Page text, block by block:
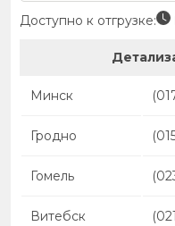
Доступно к отгрузке:
Минск
Гродно
Гомель
Витебск